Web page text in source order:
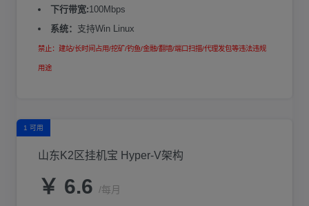
下行带宽:100Mbps
系统： 支持Win Linux
禁止：建站/长时间占用/挖矿/钓鱼/金融/翻墙/端口扫描/代理发包等违法违规
用途
1 可用
山东K2区挂机宝 Hyper-V架构
￥ 6.6 /每月